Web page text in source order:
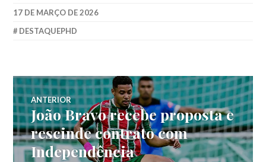
17 DE MARÇO DE 2026
DESTAQUEPHD
ANTERIOR
João Bravo recebe proposta e
rescinde contrato com
Independência